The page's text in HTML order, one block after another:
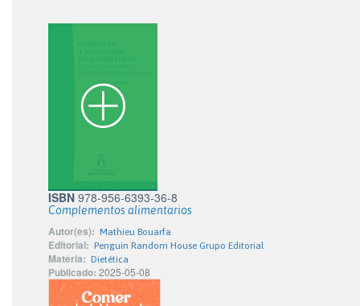
ISBN 978-956-6393-36-8
Complementos alimentarios
Autor(es): Mathieu Bouarfa
Editorial: Penguin Random House Grupo Editorial
Materia: Dietética
Publicado: 2025-05-08